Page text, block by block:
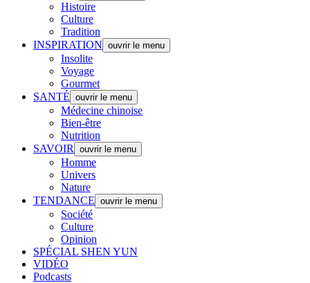
Histoire
Culture
Tradition
INSPIRATION ouvrir le menu
Insolite
Voyage
Gourmet
SANTÉ ouvrir le menu
Médecine chinoise
Bien-être
Nutrition
SAVOIR
ouvrir le menu
Homme
Univers
Nature
TENDANCE ouvrir le menu
Société
Culture
Opinion
SPÉCIAL SHEN YUN
VIDÉO
Podcasts